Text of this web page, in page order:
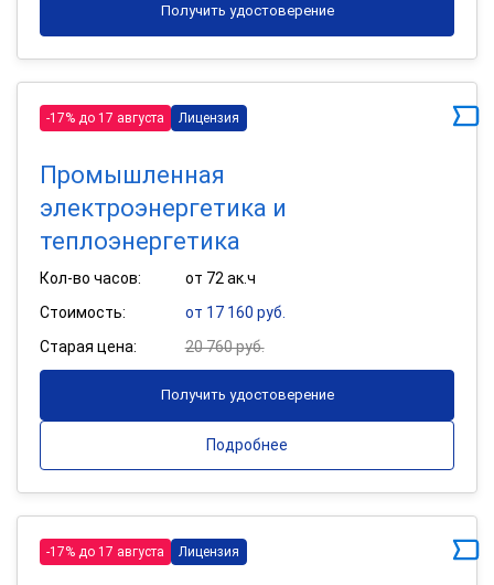
Получить удостоверение
-17% до 17 августа Лицензия
Промышленная
электроэнергетика и
теплоэнергетика
Кол-во часов:
от 72 ак.ч
Стоимость:
от 17 160 руб.
Старая цена:
20 760 руб.
Получить удостоверение
Подробнее
-17% до 17 августа Лицензия